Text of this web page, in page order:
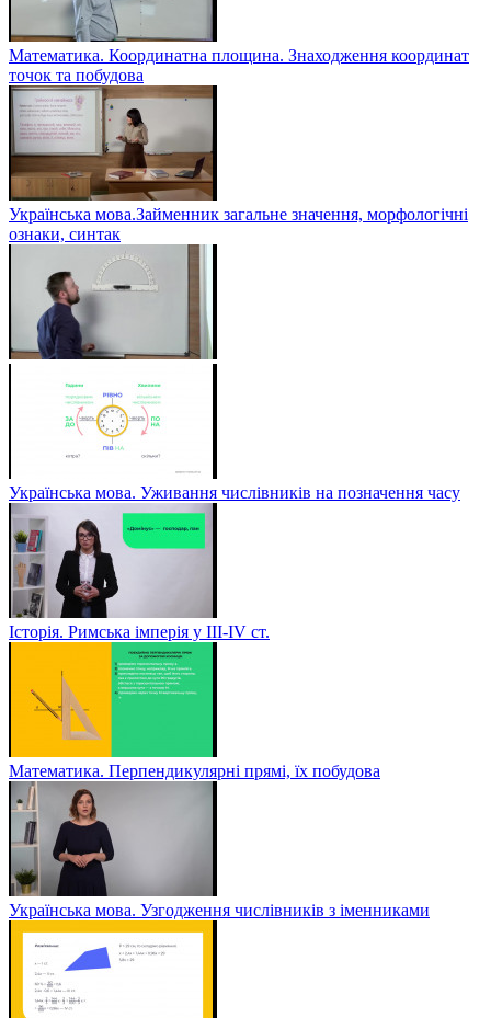
Математика. Координатна площина. Знаходження координат
точок та побудова
Українська мова.Займенник загальне значення, морфологічні
ознаки, синтак
Українська мова. Уживання числівників на позначення часу
Історія. Римська імперія у III-ІV ст.
Математика. Перпендикулярні прямі, їх побудова
Українська мова. Узгодження числівників з іменниками